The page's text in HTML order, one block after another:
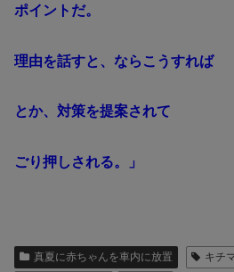
ポイントだ。
理由を話すと、ならこうすれば
とか、対策を提案されて
ごり押しされる。」
真夏に赤ちゃんを車内に放置 キチ